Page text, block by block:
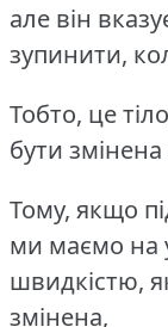
але він
зупинити,
Тобто, це
бути
Тому, якщо
ми маємо на
швидкістю,
змінена,